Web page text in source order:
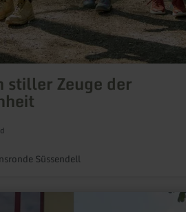
stiller Zeuge der
Süssendell